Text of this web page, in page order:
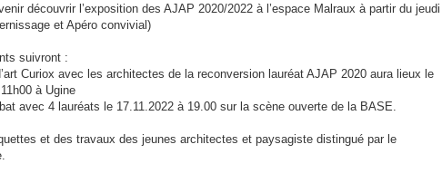
découvrir l’exposition des AJAP 2020/2022 à l’espace Malraux à partir du jeudi
et Apéro convivial)
suivront :
Curiox avec les architectes de la reconversion lauréat AJAP 2020 aura lieux le
à Ugine
avec 4 lauréats le 17.11.2022 à 19.00 sur la scène ouverte de la BASE.
et des travaux des jeunes architectes et paysagiste distingué par le